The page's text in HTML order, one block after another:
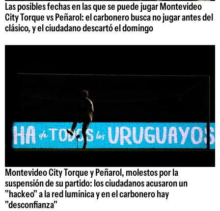
Las posibles fechas en las que se puede jugar Montevideo
City Torque vs Peñarol: el carbonero busca no jugar antes del
clásico, y el ciudadano descartó el domingo
Montevideo City Torque y Peñarol, molestos por la
suspensión de su partido: los ciudadanos acusaron un
"hackeo" a la red lumínica y en el carbonero hay
"desconfianza"